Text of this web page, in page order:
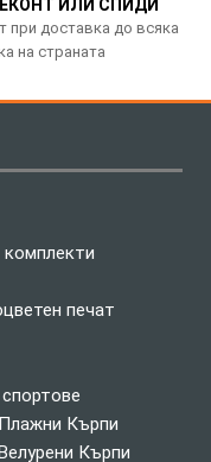
ИЛИ СПИДИ
при доставка до всяка
на страната
комплекти
печат
Кърпи
Кърпи